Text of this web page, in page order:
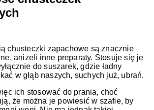
chusteczki zapachowe są znacznie
aniżeli inne preparaty. Stosuje się je
do suszarek, gdzie ładny
w głąb naszych, suchych już, ubrań.
ich stosować do prania, choć
że można je powiesić w szafie, by